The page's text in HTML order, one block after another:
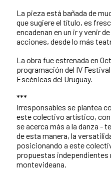
La pieza está bañada de
que sugiere el título, es
encadenan en un ir y venir
acciones, desde lo más
La obra fue estrenada en
programación del IV
Escénicas del Uruguay.
***
Irresponsables se plantea
este colectivo artístico, con
se acerca más a la danza -
de esta manera, la
posicionando a este
propuestas independientes
montevideana.